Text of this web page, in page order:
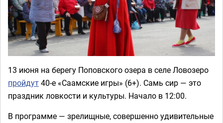
13 июня на берегу Поповского озера в селе Ловозеро
пройдут40-е «Саамские игры» (6+). Самь сир — это
праздник ловкости и культуры. Начало в 12:00.
В программе — зрелищные, совершенно удивительные